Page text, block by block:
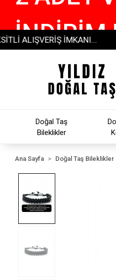
İNDİRİM
İMKANI...
Doğal Taş
Bileklikler
Ana Sayfa Doğal Taş Bileklikler